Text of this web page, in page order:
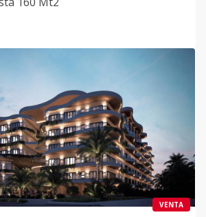
VENTA